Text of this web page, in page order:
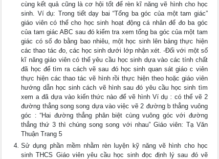
cùng kết quả cũng là cơ hội tốt để rèn kĩ năng vẽ hình cho học
sinh. Ví dụ: Trong tiết dạy bai “Tổng ba góc của một tam giác”
giáo viên có thể cho học sinh hoạt động cá nhân để đo ba góc
của tam giác ABC sau đó kiểm tra xem tổng ba góc của một tam
giác có số đo bằng bao nhiêu, một học sinh lên bảng thực hiện
các thao tác đo, các học sinh dưới lớp nhận xét. -Đối với một số
kĩ năng giáo viên có thể yêu cầu học sinh dựa vào các tính chất
đã học để tìm ra cách vẽ sau đó học sinh quan sát giáo c viên
thực hiện các thao tác vẽ hình rồi thực hiện theo hoặc giáo viên
hướng dẫn học sinh cách vẽ hình sau đó yêu cầu học sinh tìm
xem a đã dựa vào kiến thức nào để vẽ hình Ví dụ : có thể vẽ 2
đường thẳng song song dựa vào việc vẽ 2 đường b thẳng vuông
góc : “Hai đường thẳng phân biệt cùng vuông góc với đường
thẳng thứ 3 thì chúng song song với nhau” Giáo viên: Tạ Văn
Thuận Trang 5
Sử dụng phần mềm nhằm rèn luyện kỹ năng vẽ hình cho học
sinh THCS Giáo viên yêu cầu học sinh đọc định lý sau đó vẽ